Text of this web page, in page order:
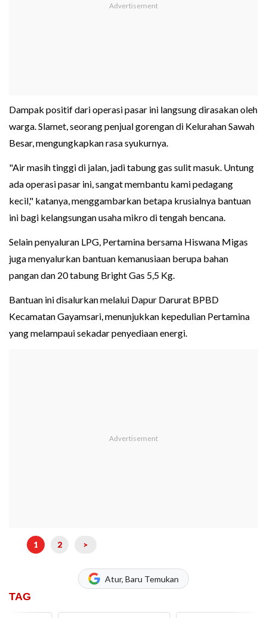
Dampak positif dari operasi pasar ini langsung dirasakan oleh
warga. Slamet, seorang penjual gorengan di Kelurahan Sawah
Besar, mengungkapkan rasa syukurnya.
"Air masih tinggi di jalan, jadi tabung gas sulit masuk. Untung
ada operasi pasar ini, sangat membantu kami pedagang
kecil," katanya, menggambarkan betapa krusialnya bantuan
ini bagi kelangsungan usaha mikro di tengah bencana.
Selain penyaluran LPG, Pertamina bersama Hiswana Migas
juga menyalurkan bantuan kemanusiaan berupa bahan
pangan dan 20 tabung Bright Gas 5,5 Kg.
Bantuan ini disalurkan melalui Dapur Darurat BPBD
Kecamatan Gayamsari, menunjukkan kepedulian Pertamina
yang melampaui sekadar penyediaan energi.
1 2 >
Atur, Baru Temukan
TAG